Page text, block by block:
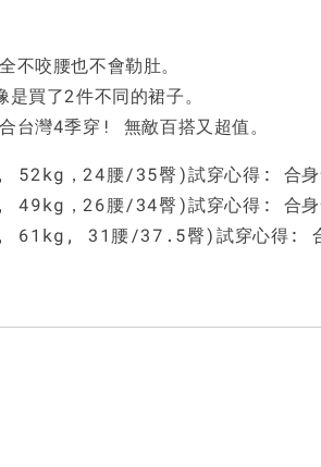
不咬腰也不會勒肚。
買了2件不同的裙子。
台灣4季穿! 無敵百搭又超值。
52kg，24腰/35臀)試穿心得: 合身
49kg，26腰/34臀)試穿心得: 合身
61kg, 31腰/37.5臀)試穿心得: